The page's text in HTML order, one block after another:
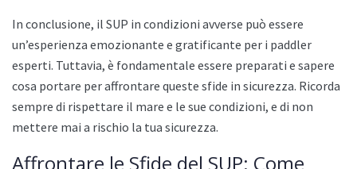
In conclusione, il SUP in condizioni avverse può essere
un’esperienza emozionante e gratificante per i paddler
esperti. Tuttavia, è fondamentale essere preparati e sapere
cosa portare per affrontare queste sfide in sicurezza. Ricorda
sempre di rispettare il mare e le sue condizioni, e di non
mettere mai a rischio la tua sicurezza.
Affrontare le Sfide del SUP: Come